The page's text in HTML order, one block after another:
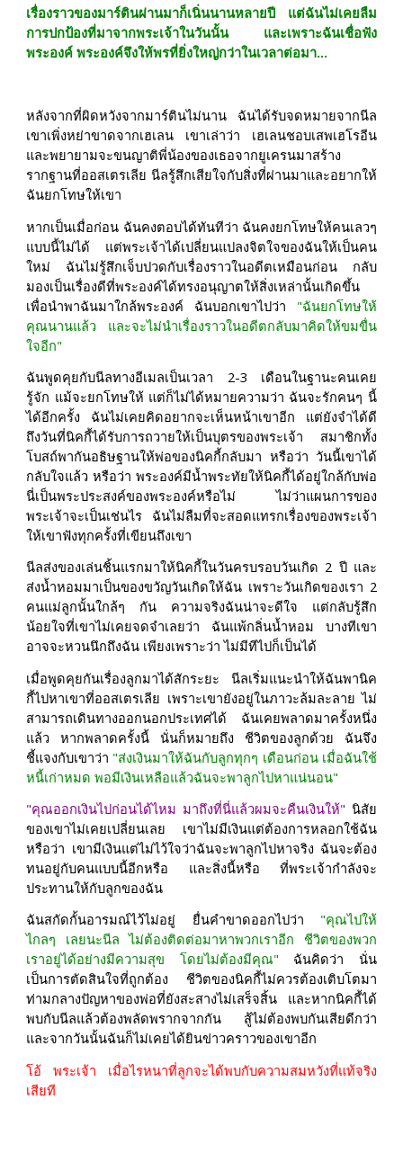
เรื่องราวของมาร์ตินผ่านมาก็เนิ่นนานหลายปี แต่ฉันไม่เคยลืม
การปกป้องที่มาจากพระเจ้าในวันนั้น และเพราะฉันเชื่อฟัง
พระองค์ พระองค์จึงให้พรที่ยิ่งใหญ่กว่าในเวลาต่อมา...
หลังจากที่ผิดหวังจากมาร์ตินไม่นาน ฉันได้รับจดหมายจากนีล
เขาเพิ่งหย่าขาดจากเฮเลน เขาเล่าว่า เฮเลนชอบเสพเฮโรอีน
และพยายามจะขนญาติพี่น้องของเธอจากยูเครนมาสร้าง
รากฐานที่ออสเตรเลีย นีลรู้สึกเสียใจกับสิ่งที่ผ่านมาและอยากให้
ฉันยกโทษให้เขา
หากเป็นเมื่อก่อน ฉันคงตอบได้ทันทีว่า ฉันคงยกโทษให้คนเลวๆ
แบบนี้ไม่ได้ แต่พระเจ้าได้เปลี่ยนแปลงจิตใจของฉันให้เป็นคน
ใหม่ ฉันไม่รู้สึกเจ็บปวดกับเรื่องราวในอดีตเหมือนก่อน กลับ
มองเป็นเรื่องดีที่พระองค์ได้ทรงอนุญาตให้สิ่งเหล่านั้นเกิดขึ้น
เพื่อนำพาฉันมาใกล้พระองค์ ฉันบอกเขาไปว่า "ฉันยกโทษให้
คุณนานแล้ว และจะไม่นำเรื่องราวในอดีตกลับมาคิดให้ขมขื่น
ใจอีก"
ฉันพูดคุยกับนีลทางอีเมลเป็นเวลา 2-3 เดือนในฐานะคนเคย
รู้จัก แม้จะยกโทษให้ แต่ก็ไม่ได้หมายความว่า ฉันจะรักคนๆ นี้
ได้อีกครั้ง ฉันไม่เคยคิดอยากจะเห็นหน้าเขาอีก แต่ยังจำได้ดี
ถึงวันที่นิคกี้ได้รับการถวายให้เป็นบุตรของพระเจ้า สมาชิกทั้ง
โบสถ์พากันอธิษฐานให้พ่อของนิคกี้กลับมา หรือว่า วันนี้เขาได้
กลับใจแล้ว หรือว่า พระองค์มีน้ำพระทัยให้นิคกี้ได้อยู่ใกล้กับพ่อ
นี่เป็นพระประสงค์ของพระองค์หรือไม่ ไม่ว่าแผนการของ
พระเจ้าจะเป็นเช่นไร ฉันไม่ลืมที่จะสอดแทรกเรื่องของพระเจ้า
ให้เขาฟังทุกครั้งที่เขียนถึงเขา
นีลส่งของเล่นชิ้นแรกมาให้นิคกี้ในวันครบรอบวันเกิด 2 ปี และ
ส่งน้ำหอมมาเป็นของขวัญวันเกิดให้ฉัน เพราะวันเกิดของเรา 2
คนแม่ลูกนั้นใกล้ๆ กัน ความจริงฉันน่าจะดีใจ แต่กลับรู้สึก
น้อยใจที่เขาไม่เคยจดจำเลยว่า ฉันแพ้กลิ่นน้ำหอม บางทีเขา
อาจจะหวนนึกถึงฉัน เพียงเพราะว่า ไม่มีทีไปก็เป็นได้
เมื่อพูดคุยกันเรื่องลูกมาได้สักระยะ นีลเริ่มแนะนำให้ฉันพานิค
กี้ไปหาเขาที่ออสเตรเลีย เพราะเขายังอยู่ในภาวะล้มละลาย ไม่
สามารถเดินทางออกนอกประเทศได้ ฉันเคยพลาดมาครั้งหนึ่ง
แล้ว หากพลาดครั้งนี้ นั่นก็หมายถึง ชีวิตของลูกด้วย ฉันจึง
ชี้แจงกับเขาว่า "ส่งเงินมาให้ฉันกับลูกทุกๆ เดือนก่อน เมื่อฉันใช้
หนี้เก่าหมด พอมีเงินเหลือแล้วฉันจะพาลูกไปหาแน่นอน"
"คุณออกเงินไปก่อนได้ไหม มาถึงที่นี่แล้วผมจะคืนเงินให้" นิสัย
ของเขาไม่เคยเปลี่ยนเลย เขาไม่มีเงินแต่ต้องการหลอกใช้ฉัน
หรือว่า เขามีเงินแต่ไม่ไว้ใจว่าฉันจะพาลูกไปหาจริง ฉันจะต้อง
ทนอยู่กับคนแบบนี้อีกหรือ และสิ่งนี้หรือ ที่พระเจ้ากำลังจะ
ประทานให้กับลูกของฉัน
ฉันสกัดกั้นอารมณ์ไว้ไม่อยู่ ยื่นคำขาดออกไปว่า "คุณไปให้
ไกลๆ เลยนะนีล ไม่ต้องติดต่อมาหาพวกเราอีก ชีวิตของพวก
เราอยู่ได้อย่างมีความสุข โดยไม่ต้องมีคุณ" ฉันคิดว่า นั่น
เป็นการตัดสินใจที่ถูกต้อง ชีวิตของนิคกี้ไม่ควรต้องเติบโตมา
ท่ามกลางปัญหาของพ่อที่ยังสะสางไม่เสร็จสิ้น และหากนิคกี้ได้
พบกับนีลแล้วต้องพลัดพรากจากกัน สู้ไม่ต้องพบกันเสียดีกว่า
และจากวันนั้นฉันก็ไม่เคยได้ยินข่าวคราวของเขาอีก
โอ้ พระเจ้า เมื่อไรหนาที่ลูกจะได้พบกับความสมหวังที่แท้จริง
เสียที